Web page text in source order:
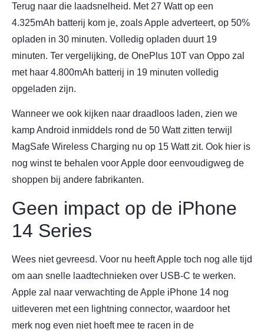
Terug naar die laadsnelheid. Met 27 Watt op een
4.325mAh batterij kom je, zoals Apple adverteert, op 50%
opladen in 30 minuten. Volledig opladen duurt 19
minuten. Ter vergelijking, de OnePlus 10T van Oppo zal
met haar 4.800mAh batterij in 19 minuten volledig
opgeladen zijn.
Wanneer we ook kijken naar draadloos laden, zien we
kamp Android inmiddels rond de 50 Watt zitten terwijl
MagSafe Wireless Charging nu op 15 Watt zit. Ook hier is
nog winst te behalen voor Apple door eenvoudigweg de
shoppen bij andere fabrikanten.
Geen impact op de iPhone
14 Series
Wees niet gevreesd. Voor nu heeft Apple toch nog alle tijd
om aan snelle laadtechnieken over USB-C te werken.
Apple zal naar verwachting de Apple iPhone 14 nog
uitleveren met een lightning connector, waardoor het
merk nog even niet hoeft mee te racen in de